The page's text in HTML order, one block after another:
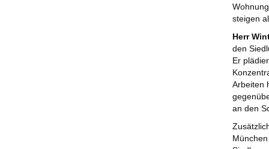
steigen
Herr
den
Er
Arbeiten
an den